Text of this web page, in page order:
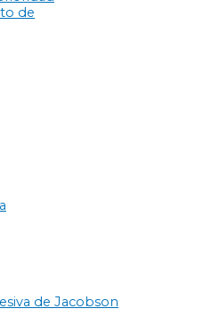
de
de Jacobson